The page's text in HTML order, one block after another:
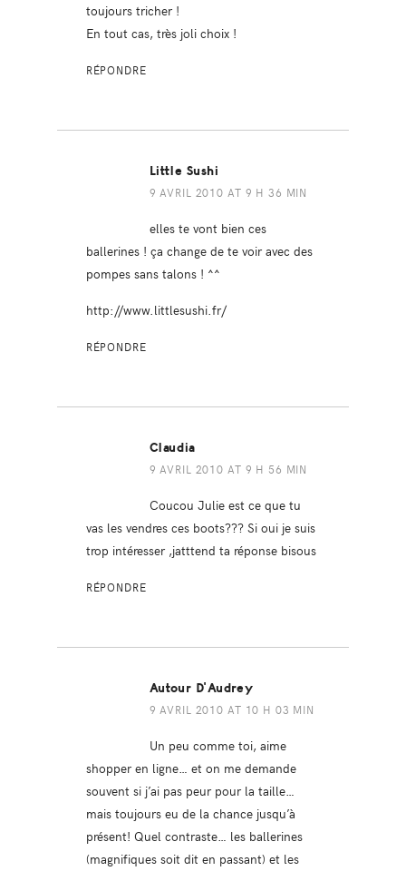
toujours tricher !
En tout cas, très joli choix !
RÉPONDRE
Little Sushi
9 AVRIL 2010 AT 9 H 36 MIN
elles te vont bien ces
ballerines ! ça change de te voir avec des
pompes sans talons ! ^^
http://www.littlesushi.fr/
RÉPONDRE
Claudia
9 AVRIL 2010 AT 9 H 56 MIN
Coucou Julie est ce que tu
vas les vendres ces boots??? Si oui je suis
trop intéresser ,jatttend ta réponse bisous
RÉPONDRE
Autour D'Audrey
9 AVRIL 2010 AT 10 H 03 MIN
Un peu comme toi, aime
shopper en ligne… et on me demande
souvent si j’ai pas peur pour la taille…
mais toujours eu de la chance jusqu’à
présent! Quel contraste… les ballerines
(magnifiques soit dit en passant) et les